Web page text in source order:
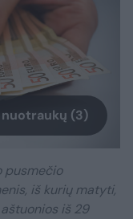
nuotraukų (3)
pusmečio
iš kurių matyti,
iš 29